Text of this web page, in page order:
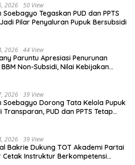
2026 50 View
Soebagyo Tegaskan PUD dan PPTS
Pilar Penyaluran Pupuk Bersubsidi
2026 44 View
Paruntu Apresiasi Penurunan
Non-Subsidi, Nilai Kebijakan
2026 39 View
Soebagyo Dorong Tata Kelola Pupuk
Transparan, PUD dan PPTS Tetap
2026 39 View
Bakrie Dukung TOT Akademi Partai
Cetak Instruktur Berkompetensi